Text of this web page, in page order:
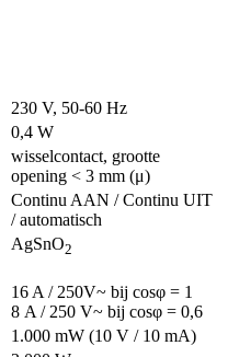
230 V, 50-60 Hz
0,4 W
wisselcontact, grootte
opening < 3 mm (μ)
Continu AAN / Continu UIT
/ automatisch
AgSnO2
16 A / 250V~ bij cosφ = 1
8 A / 250 V~ bij cosφ = 0,6
1.000 mW (10 V / 10 mA)